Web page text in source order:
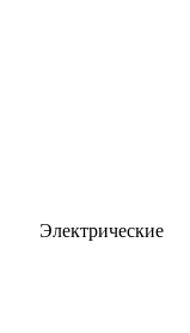
Электрические